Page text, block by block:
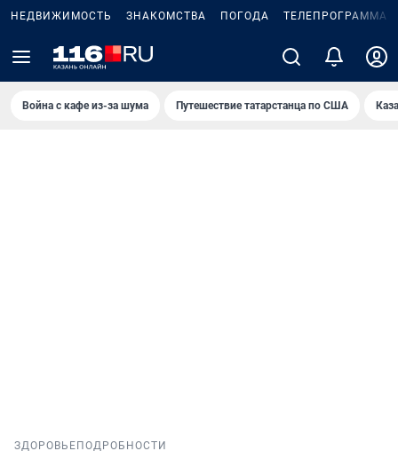
НЕДВИЖИМОСТЬ ЗНАКОМСТВА ПОГОДА ТЕЛЕПРОГРАММА
Война с кафе из-за шума Путешествие татарстанца по США
ЗДОРОВЬЕ ПОДРОБНОСТИ